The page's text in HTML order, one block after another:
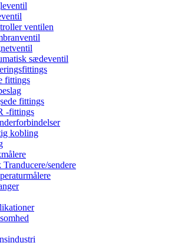
ventilen
sædeventil
fittings
fittings
-fittings
kobling
sendere